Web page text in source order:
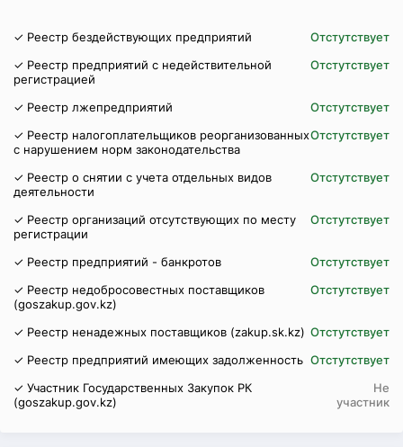
✓ Реестр бездействующих предприятий
Отстутствует
✓ Реестр предприятий с недействительной
регистрацией
Отстутствует
✓ Реестр лжепредприятий
Отстутствует
✓ Реестр налогоплательщиков реорганизованных
с нарушением норм законодательства
Отстутствует
✓ Реестр о снятии с учета отдельных видов
деятельности
Отстутствует
✓ Реестр организаций отсутствующих по месту
регистрации
Отстутствует
✓ Реестр предприятий - банкротов
Отстутствует
✓ Реестр недобросовестных поставщиков
(goszakup.gov.kz)
Отстутствует
✓ Реестр ненадежных поставщиков (zakup.sk.kz) Отстутствует
✓ Реестр предприятий имеющих задолженность Отстутствует
✓ Участник Государственных Закупок РК
(goszakup.gov.kz)
Не
участник